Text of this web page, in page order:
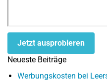
Jetzt ausprobieren
Neueste Beiträge
Werbungskosten bei